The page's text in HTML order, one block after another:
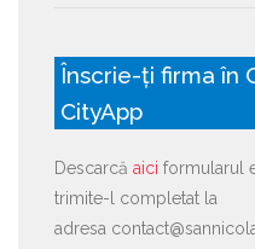
Înscrie-ți firma în
CityApp
Descarcă aici formularul
trimite-l completat la
adresa